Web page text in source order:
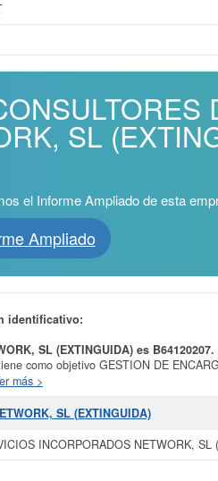
SL
el Informe Ampliado de esta
Ampliado
identificativo:
SL (EXTINGUIDA) es B64120207.
como objetivo GESTION DE
ELLO, E y se dió del alta el día 23/
propia. Dentro del Sistema
NETWORK, SL (EXTINGUIDA)
producido el 03/06/2026. En la
CONSULTORES
60.000 €. Esta empresa figura inscrita
más >
SL (EXTINGUIDA)
INCORPORADOS NETWORK, SL